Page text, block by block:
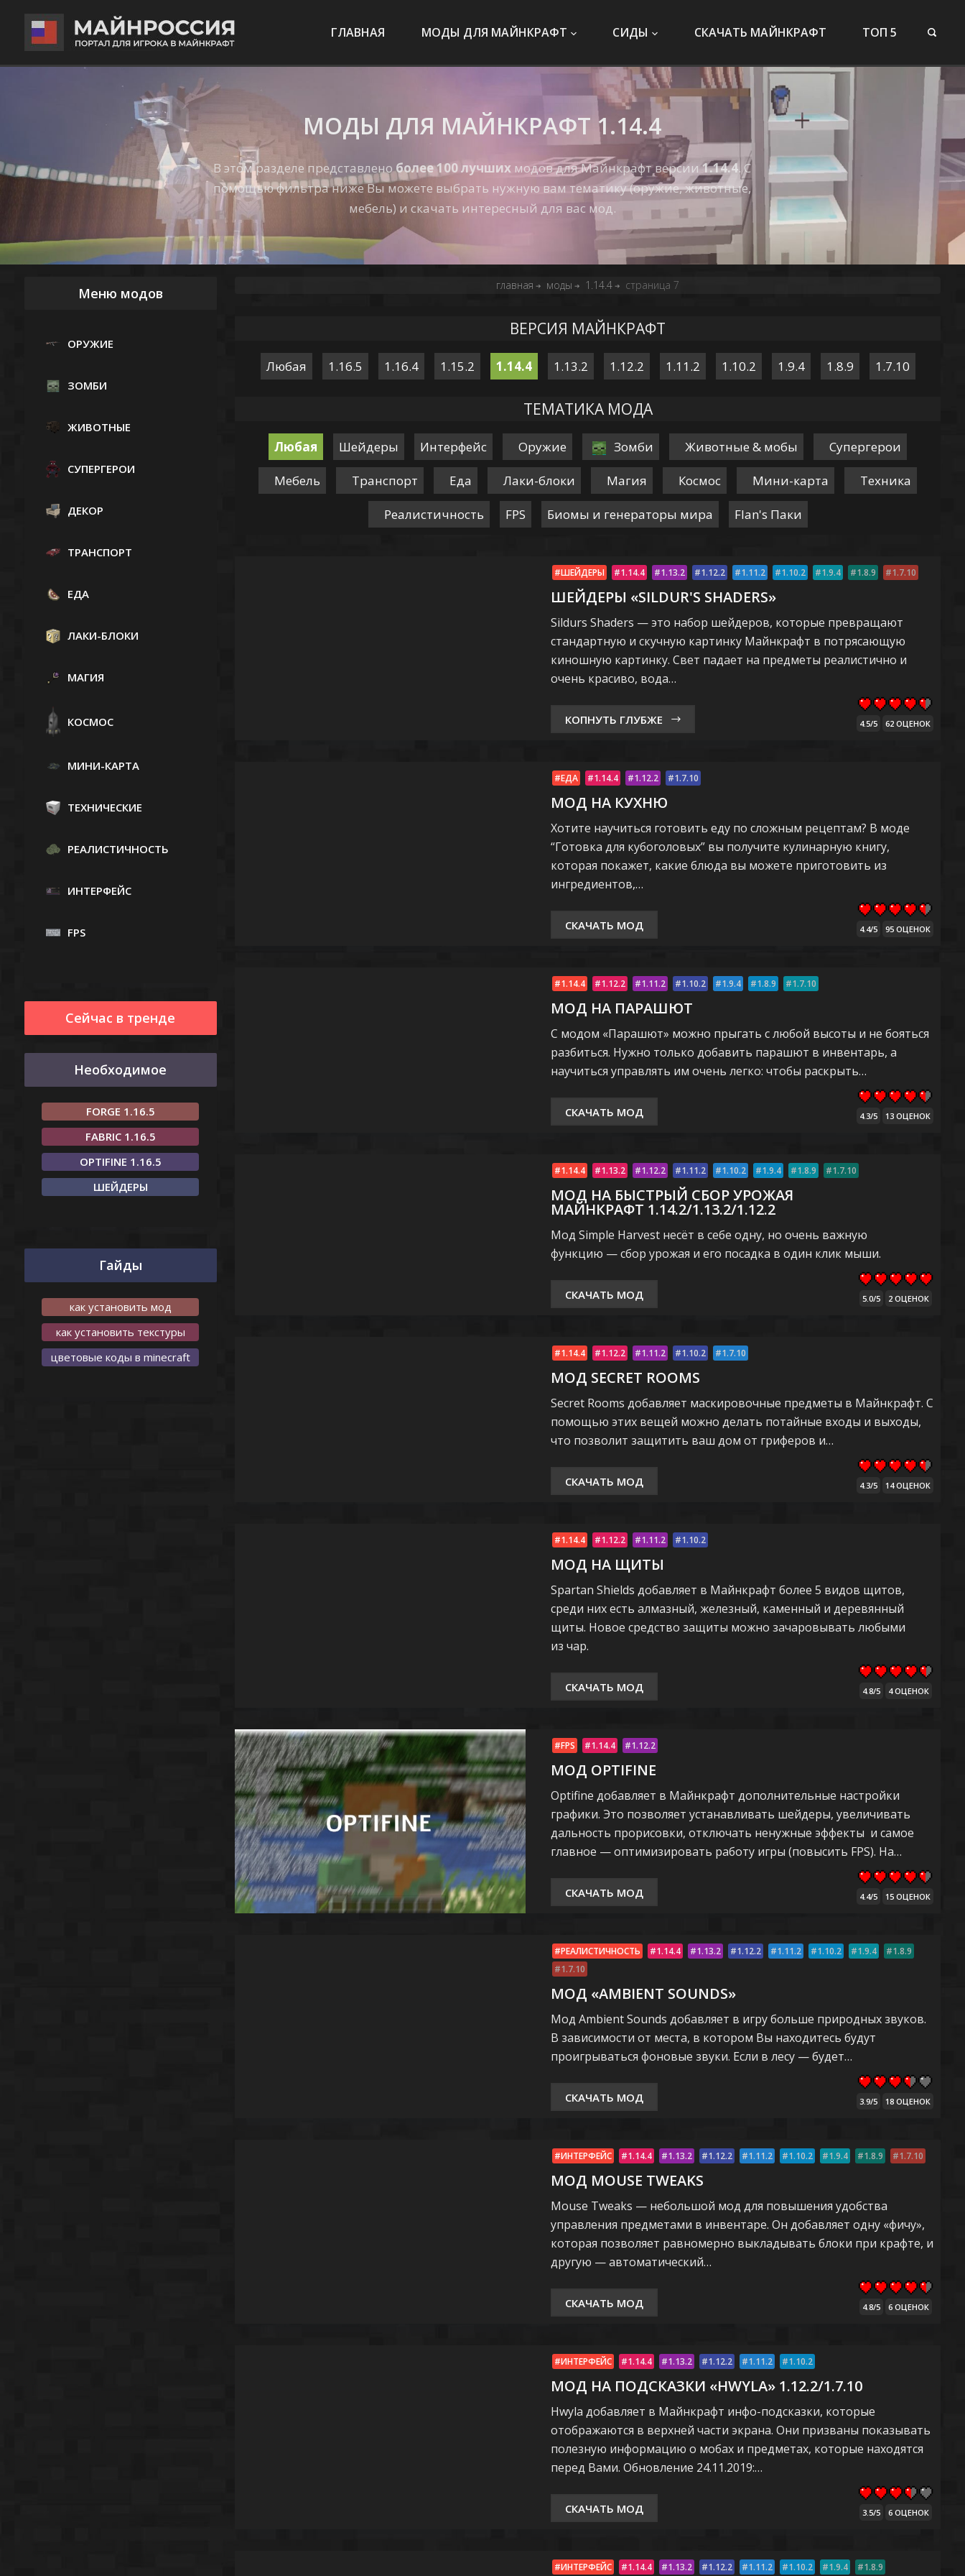
ГЛАВНАЯ МОДЫ ДЛЯ МАЙНКРАФТ СИДЫ СКАЧАТЬ МАЙНКРАФТ ТОП 5
МОДЫ ДЛЯ МАЙНКРАФТ 1.14.4
В этом разделе представленоболее 100 лучших модов для Майнкрафт версии1.14.4. С
помощью фильтра ниже Вы можете выбрать нужную вам тематику (оружие, животные,
мебель) и скачать интересный для вас мод.
главная ➔ моды ➔ 1.14.4 ➔ страница 7
ВЕРСИЯ МАЙНКРАФТ
Любая 1.16.5 1.16.4 1.15.2 1.14.4 1.13.2 1.12.2 1.11.2 1.10.2 1.9.4 1.8.9 1.7.10
ТЕМАТИКА МОДА
Любая Шейдеры Интерфейс Оружие Зомби Животные & мобы Супергерои
Мебель Транспорт Еда Лаки-блоки Магия Космос Мини-карта Техника
Реалистичность FPS Биомы и генераторы мира Flan's Паки
ШЕЙДЕРЫ 1.14.4 1.13.2 1.12.2 1.11.2 1.10.2 1.9.4 1.8.9 1.7.10
ШЕЙДЕРЫ «SILDUR'S SHADERS»
Sildurs Shaders — это набор шейдеров, которые превращают
стандартную и скучную картинку Майнкрафт в потрясающую
киношную картинку. Свет падает на предметы реалистично и
очень красиво, вода…
4.5/5 62 ОЦЕНОК
КОПНУТЬ ГЛУБЖЕ
ЕДА 1.14.4 1.12.2 1.7.10
МОД НА КУХНЮ
Хотите научиться готовить еду по сложным рецептам? В моде
“Готовка для кубоголовых” вы получите кулинарную книгу,
которая покажет, какие блюда вы можете приготовить из
ингредиентов,…
4.4/5 95 ОЦЕНОК
СКАЧАТЬ МОД
1.14.4 1.12.2 1.11.2 1.10.2 1.9.4 1.8.9 1.7.10
МОД НА ПАРАШЮТ
С модом «Парашют» можно прыгать с любой высоты и не бояться
разбиться. Нужно только добавить парашют в инвентарь, а
научиться управлять им очень легко: чтобы раскрыть…
4.3/5 13 ОЦЕНОК
СКАЧАТЬ МОД
1.14.4 1.13.2 1.12.2 1.11.2 1.10.2 1.9.4 1.8.9 1.7.10
МОД НА БЫСТРЫЙ СБОР УРОЖАЯ
МАЙНКРАФТ 1.14.2/1.13.2/1.12.2
Мод Simple Harvest несёт в себе одну, но очень важную
функцию — сбор урожая и его посадка в один клик мыши.
5.0/5 2 ОЦЕНОК
СКАЧАТЬ МОД
1.14.4 1.12.2 1.11.2 1.10.2 1.7.10
МОД SECRET ROOMS
Secret Rooms добавляет маскировочные предметы в Майнкрафт. С
помощью этих вещей можно делать потайные входы и выходы,
что позволит защитить ваш дом от гриферов и…
4.3/5 14 ОЦЕНОК
СКАЧАТЬ МОД
1.14.4 1.12.2 1.11.2 1.10.2
МОД НА ЩИТЫ
Spartan Shields добавляет в Майнкрафт более 5 видов щитов,
среди них есть алмазный, железный, каменный и деревянный
щиты. Новое средство защиты можно зачаровывать любыми
из чар.
4.8/5 4 ОЦЕНОК
СКАЧАТЬ МОД
FPS 1.14.4 1.12.2
МОД OPTIFINE
Optifine добавляет в Майнкрафт дополнительные настройки
графики. Это позволяет устанавливать шейдеры, увеличивать
дальность прорисовки, отключать ненужные эффекты и самое
главное — оптимизировать работу игры (повысить FPS). На…
4.4/5 15 ОЦЕНОК
СКАЧАТЬ МОД
РЕАЛИСТИЧНОСТЬ 1.14.4 1.13.2 1.12.2 1.11.2 1.10.2 1.9.4
1.8.9
1.7.10
МОД «AMBIENT SOUNDS»
Мод Ambient Sounds добавляет в игру больше природных звуков.
В зависимости от места, в котором Вы находитесь будут
проигрываться фоновые звуки. Если в лесу — будет…
3.9/5 18 ОЦЕНОК
СКАЧАТЬ МОД
ИНТЕРФЕЙС 1.14.4 1.13.2 1.12.2 1.11.2 1.10.2 1.9.4 1.8.9 1.7.10
МОД MOUSE TWEAKS
Mouse Tweaks — небольшой мод для повышения удобства
управления предметами в инвентаре. Он добавляет одну «фичу»,
которая позволяет равномерно выкладывать блоки при крафте, и
другую — автоматический…
4.8/5 6 ОЦЕНОК
СКАЧАТЬ МОД
ИНТЕРФЕЙС 1.14.4 1.13.2 1.12.2 1.11.2 1.10.2
МОД НА ПОДСКАЗКИ «HWYLA» 1.12.2/1.7.10
Hwyla добавляет в Майнкрафт инфо-подсказки, которые
отображаются в верхней части экрана. Они призваны показывать
полезную информацию о мобах и предметах, которые находятся
перед Вами. Обновление 24.11.2019:…
3.5/5 6 ОЦЕНОК
СКАЧАТЬ МОД
ИНТЕРФЕЙС 1.14.4 1.13.2 1.12.2 1.11.2 1.10.2 1.9.4 1.8.9
Меню модов
ОРУЖИЕ
ЗОМБИ
ЖИВОТНЫЕ
СУПЕРГЕРОИ
ДЕКОР
ТРАНСПОРТ
ЕДА
ЛАКИ-БЛОКИ
МАГИЯ
КОСМОС
МИНИ-КАРТА
ТЕХНИЧЕСКИЕ
РЕАЛИСТИЧНОСТЬ
ИНТЕРФЕЙС
FPS
Сейчас в тренде
Необходимое
FORGE 1.16.5
FABRIC 1.16.5
OPTIFINE 1.16.5
ШЕЙДЕРЫ
Гайды
как установить мод
как установить текстуры
цветовые коды в minecraft